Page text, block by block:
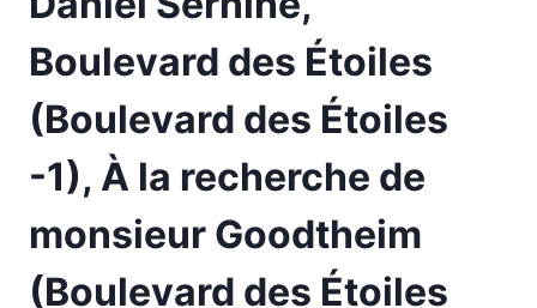
Boulevard des Étoiles
(Boulevard des Étoiles
-1), À la recherche de
monsieur Goodtheim
(Boulevard des Étoiles